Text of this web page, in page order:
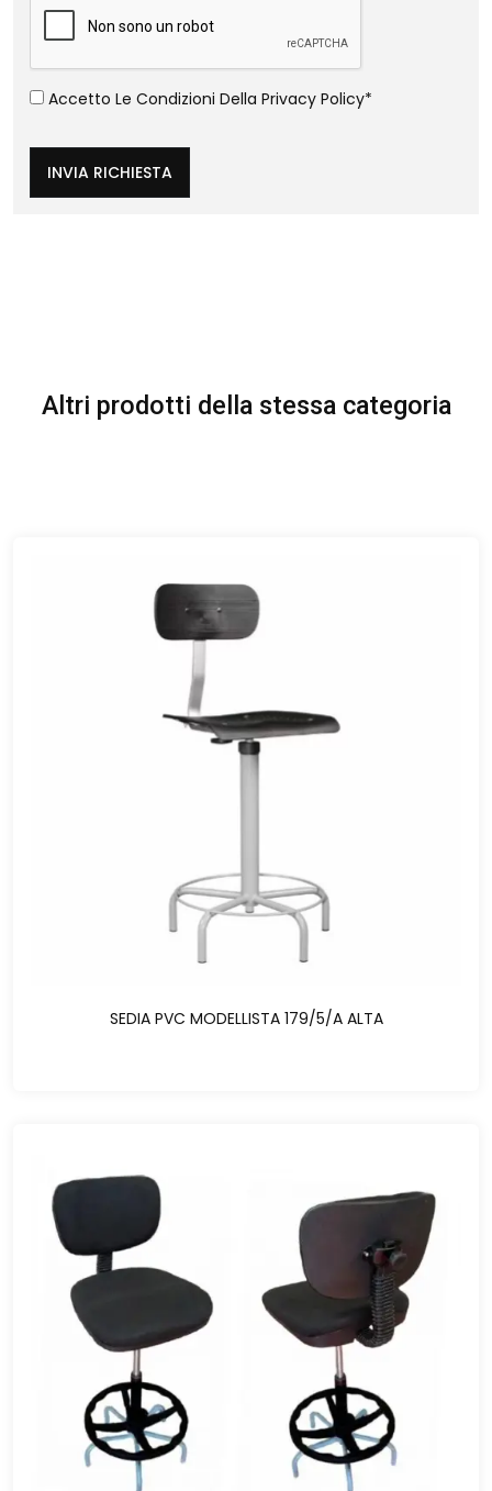
Accetto Le Condizioni Della Privacy Policy*
INVIA RICHIESTA
Altri prodotti della stessa categoria
SEDIA PVC MODELLISTA 179/5/A ALTA